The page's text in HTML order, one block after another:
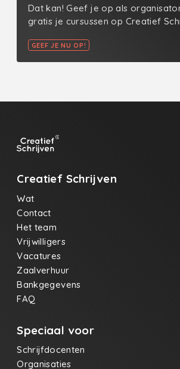
Dat kan! Geef je op als
gratis je cursussen op Creatief
GEEF JE NU OP!
Creatief Schrijven
Wat
Contact
Het team
Vrijwilligers
Vacatures
Zaalverhuur
Bankgegevens
FAQ
Speciaal voor
Schrijfdocenten
Organisaties